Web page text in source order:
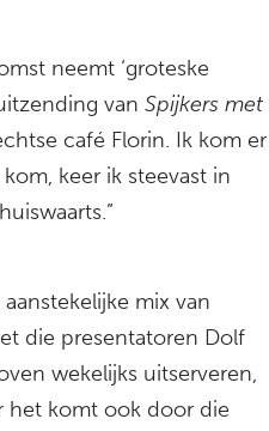
neemt ‘groteske
van Spijkers met
café Florin. Ik kom er
keer ik steevast in
mix van
die presentatoren Dolf
wekelijks uitserveren,
het komt ook door die